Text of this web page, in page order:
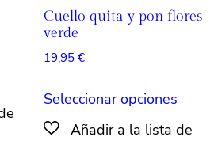
producto
producto
múltiples
Cuello quita y pon flores
verde
19,95€
Seleccionar opciones
tiene